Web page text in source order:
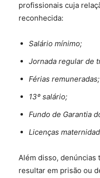
profissionais cuja
reconhecida:
Salário mínimo;
Jornada regular de
Férias remuneradas;
13º salário;
Fundo de Garantia
Licenças
Além disso, denúncias
resultar em prisão ou